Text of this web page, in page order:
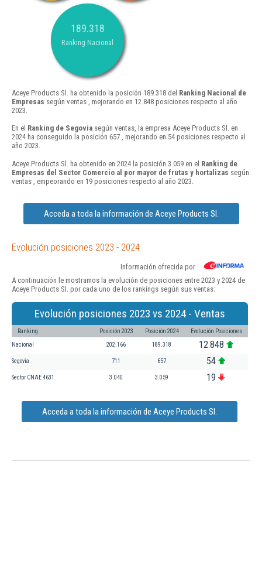
189.318
Ranking Nacional
Aceye Products Sl. ha obtenido la posición 189.318 del Ranking Nacional de
Empresas según ventas , mejorando en 12.848 posiciones respecto al año
2023.
En el Ranking de Segovia según ventas, la empresa Aceye Products Sl. en
2024 ha conseguido la posición 657 , mejorando en 54 posiciones respecto al
año 2023.
Aceye Products Sl. ha obtenido en 2024 la posición 3.059 en el Ranking de
Empresas del Sector Comercio al por mayor de frutas y hortalizas según
ventas , empeorando en 19 posiciones respecto al año 2023.
Acceda a toda la información de Aceye Products Sl.
Evolución posiciones 2023 - 2024
Información ofrecida por
A continuación le mostramos la evolución de posiciones entre 2023 y 2024 de
Aceye Products Sl. por cada uno de los rankings según sus ventas:
Evolución posiciones 2023 vs 2024 - Ventas
Ranking Posición 2023 Posición 2024 Evolución Posiciones
Nacional 202.166 189.318 12.848
Segovia 711 657 54
Sector CNAE 4631 3.040 3.059 19
Acceda a toda la información de Aceye Products Sl.